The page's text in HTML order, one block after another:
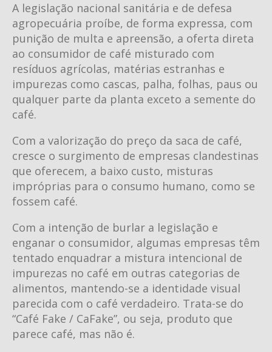
A legislação nacional sanitária e de defesa
agropecuária proíbe, de forma expressa, com
punição de multa e apreensão, a oferta direta
ao consumidor de café misturado com
resíduos agrícolas, matérias estranhas e
impurezas como cascas, palha, folhas, paus ou
qualquer parte da planta exceto a semente do
café.
Com a valorização do preço da saca de café,
cresce o surgimento de empresas clandestinas
que oferecem, a baixo custo, misturas
impróprias para o consumo humano, como se
fossem café.
Com a intenção de burlar a legislação e
enganar o consumidor, algumas empresas têm
tentado enquadrar a mistura intencional de
impurezas no café em outras categorias de
alimentos, mantendo-se a identidade visual
parecida com o café verdadeiro. Trata-se do
“Café Fake / CaFake”, ou seja, produto que
parece café, mas não é.